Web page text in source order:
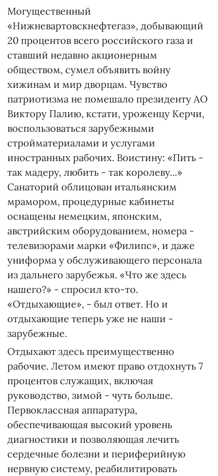
Могущественный
«Нижневартовскнефтегаз», добывающий
20 процентов всего российского газа и
ставший недавно акционерным
обществом, сумел объявить войну
хижинам и мир дворцам. Чувство
патриотизма не помешало президенту АО
Виктору Палию, кстати, уроженцу Керчи,
воспользоваться зарубежными
стройматериалами и услугами
иностранных рабочих. Воистину: «Пить -
так мадеру, любить - так королеву...»
Санаторий облицован итальянским
мрамором, процедурные кабинеты
оснащены немецким, японским,
австрийским оборудованием, номера -
телевизорами марки «Филипс», и даже
униформа у обслуживающего персонала
из дальнего зарубежья. «Что же здесь
нашего?» - спросил кто-то.
«Отдыхающие», - был ответ. Но и
отдыхающие теперь уже не наши -
зарубежные.
Отдыхают здесь преимущественно
рабочие. Летом имеют право отдохнуть 7
процентов служащих, включая
руководство, зимой - чуть больше.
Первоклассная аппаратура,
обеспечивающая высокий уровень
диагностики и позволяющая лечить
сердечные болезни и периферийную
нервную систему, реабилитировать